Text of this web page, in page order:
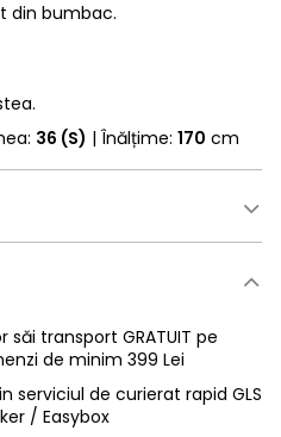
din bumbac.
36 (S) | Înălțime: 170 cm
săi transport GRATUIT pe
de minim 399 Lei
serviciul de curierat rapid GLS
/ Easybox